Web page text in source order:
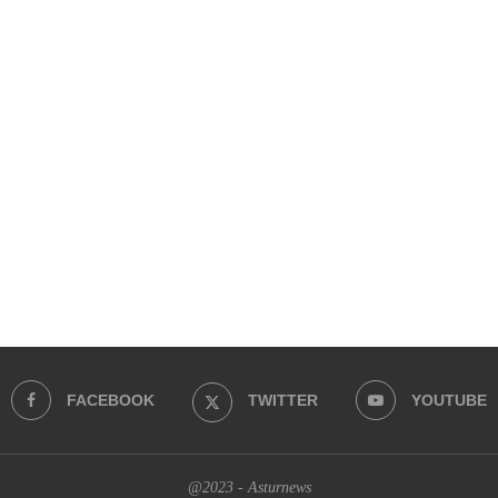
FACEBOOK TWITTER YOUTUBE
@2023 - Asturnews